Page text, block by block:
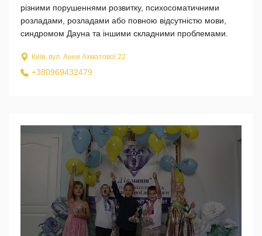
різними порушеннями розвитку, психосоматичними
розладами, розладами або повною відсутністю мови,
синдромом Дауна та іншими складними проблемами.
Київ, вул. Анни Ахматової 22
+380969432479